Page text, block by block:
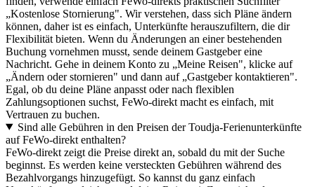
„Kostenlose Stornierung". Wir verstehen, dass sich Pläne ändern
können, daher ist es einfach, Unterkünfte herauszufiltern, die dir
Flexibilität bieten. Wenn du Änderungen an einer bestehenden
Buchung vornehmen musst, sende deinem Gastgeber eine
Nachricht. Gehe in deinem Konto zu „Meine Reisen", klicke auf
„Ändern oder stornieren" und dann auf „Gastgeber kontaktieren".
Egal, ob du deine Pläne anpasst oder nach flexiblen
Zahlungsoptionen suchst, FeWo-direkt macht es einfach, mit
Vertrauen zu buchen.
Sind alle Gebühren in den Preisen der Toudja-Ferienunterkünfte
auf FeWo-direkt enthalten?
FeWo-direkt zeigt die Preise direkt an, sobald du mit der Suche
beginnst. Es werden keine versteckten Gebühren während des
Bezahlvorgangs hinzugefügt. So kannst du ganz einfach